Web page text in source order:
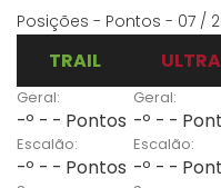
Posições - Pontos - 07 /
TRAIL
Geral:
-º - - Pontos
Escalão:
-º - - Pontos
ULTRA
Geral:
-º - -
Escalão:
-º - -